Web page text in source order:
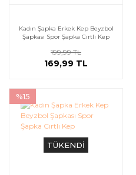
Kadın Şapka Erkek Kep Beyzbol
Şapkası Spor Şapka Cırtlı Kep
199,99 TL
169,99 TL
TÜKENDİ
%15